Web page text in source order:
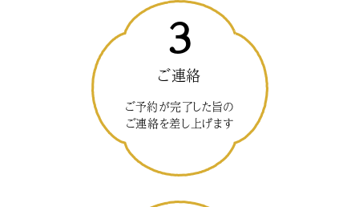
3
ご連絡
ご予約が完了した旨の
ご連絡を差し上げます